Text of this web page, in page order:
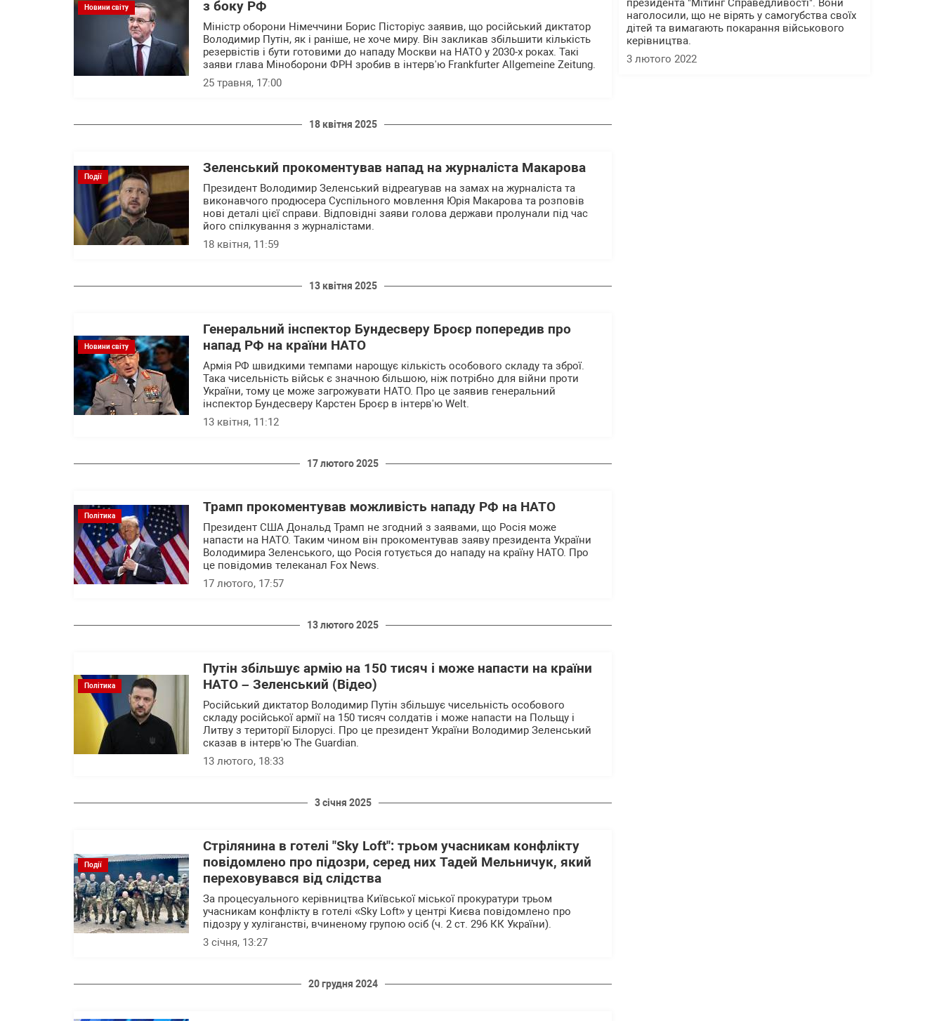
Новини світу
з боку РФ
Міністр оборони Німеччини Борис Пісторіус заявив, що російський диктатор
Володимир Путін, як і раніше, не хоче миру. Він закликав збільшити кількість
резервістів і бути готовими до нападу Москви на НАТО у 2030-х роках. Такі
заяви глава Міноборони ФРН зробив в інтерв'ю Frankfurter Allgemeine Zeitung.
25 травня, 17:00
18 квітня 2025
Події
Зеленський прокоментував напад на журналіста Макарова
Президент Володимир Зеленський відреагував на замах на журналіста та
виконавчого продюсера Суспільного мовлення Юрія Макарова та розповів
нові деталі цієї справи. Відповідні заяви голова держави пролунали під час
його спілкування з журналістами.
18 квітня, 11:59
13 квітня 2025
Новини світу
Генеральний інспектор Бундесверу Броєр попередив про
напад РФ на країни НАТО
Армія РФ швидкими темпами нарощує кількість особового складу та зброї.
Така чисельність військ є значною більшою, ніж потрібно для війни проти
України, тому це може загрожувати НАТО. Про це заявив генеральний
інспектор Бундесверу Карстен Броєр в інтерв'ю Welt.
13 квітня, 11:12
17 лютого 2025
Політика
Трамп прокоментував можливість нападу РФ на НАТО
Президент США Дональд Трамп не згодний з заявами, що Росія може
напасти на НАТО. Таким чином він прокоментував заяву президента України
Володимира Зеленського, що Росія готується до нападу на країну НАТО. Про
це повідомив телеканал Fox News.
17 лютого, 17:57
13 лютого 2025
Політика
Путін збільшує армію на 150 тисяч і може напасти на країни
НАТО – Зеленський (Відео)
Російський диктатор Володимир Путін збільшує чисельність особового
складу російської армії на 150 тисяч солдатів і може напасти на Польщу і
Литву з території Білорусі. Про це президент України Володимир Зеленський
сказав в інтерв'ю The Guardian.
13 лютого, 18:33
3 січня 2025
Події
Стрілянина в готелі "Sky Loft": трьом учасникам конфлікту
повідомлено про підозри, серед них Тадей Мельничук, який
переховувався від слідства
За процесуального керівництва Київської міської прокуратури трьом
учасникам конфлікту в готелі «Sky Loft» у центрі Києва повідомлено про
підозру у хуліганстві, вчиненому групою осіб (ч. 2 ст. 296 КК України).
3 січня, 13:27
20 грудня 2024
президента "Мітинг Справедливості". Вони
наголосили, що не вірять у самогубства своїх
дітей та вимагають покарання військового
керівництва.
3 лютого 2022